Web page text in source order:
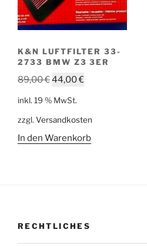
K&N LUFTFILTER 33-
2733 BMW Z3 3ER
89,00€Ursprünglicher
89,00 €
44,00€Aktueller
44,00 €.
inkl. 19 % MwSt.
zzgl. Versandkosten
In den Warenkorb
RECHTLICHES